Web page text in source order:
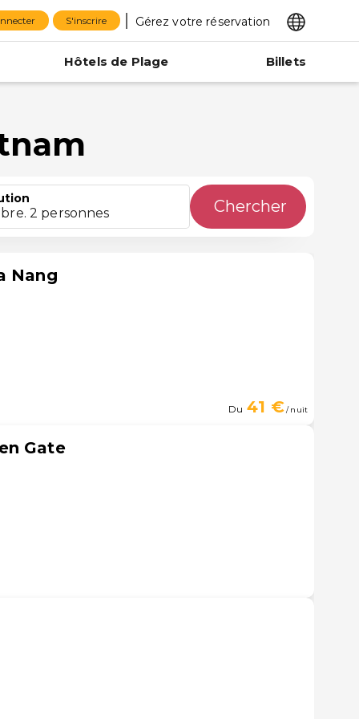
S'inscrire Gérez votre réservation
Hôtels de Plage Billets
2 personnes Chercher
Nang
Du 41 €/ nuit
Gate